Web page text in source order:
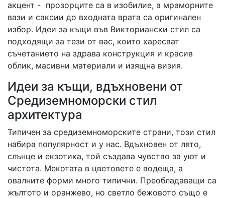
акцент - прозорците са в изобилие, а мраморните
вази и саксии до входната врата са оригинален
избор. Идеи за къщи във Викториански стил са
подходящи за тези от вас, които харесват
съчетанието на здрава конструкция и красив
облик, масивни материали и изящна визия.
Идеи за къщи, вдъхновени от
Средиземноморски стил
архитектура
Типичен за средиземноморските страни, този стил
набира популярност и у нас. Вдъхновен от лято,
слънце и екзотика, той създава чувство за уют и
чистота. Мекотата в цветовете е водеща, а
овалните форми много типични. Преобладаващи са
жълтото и оранжево, но светло бежовото също е